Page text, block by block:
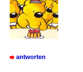
antworten